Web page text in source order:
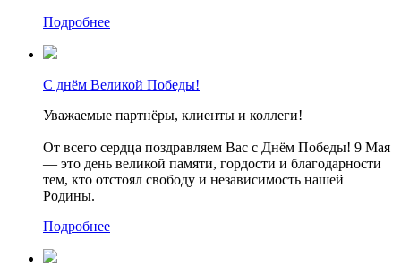
Подробнее
С днём Великой Победы!
Уважаемые партнёры, клиенты и коллеги!
От всего сердца поздравляем Вас с Днём Победы! 9 Мая
— это день великой памяти, гордости и благодарности
тем, кто отстоял свободу и независимость нашей
Родины.
Подробнее